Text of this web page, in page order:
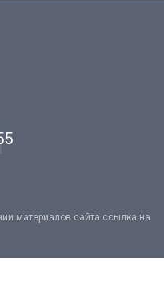
материалов сайта ссылка на